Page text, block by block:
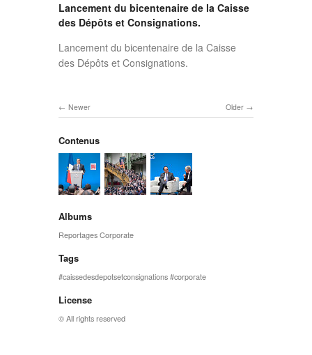
Lancement du bicentenaire de la Caisse
des Dépôts et Consignations.
Lancement du bicentenaire de la Caisse
des Dépôts et Consignations.
Older
Newer
Contenus
Albums
Reportages Corporate
Tags
caissedesdepotsetconsignations corporate
License
© All rights reserved